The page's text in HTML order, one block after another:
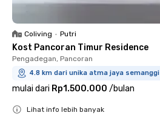
Coliving • Putri
Kost Pancoran Timur Residence
Pengadegan, Pancoran
4.8 km dari unika atma jaya semanggi
mulai dari Rp1.500.000 /bulan
Lihat info lebih banyak